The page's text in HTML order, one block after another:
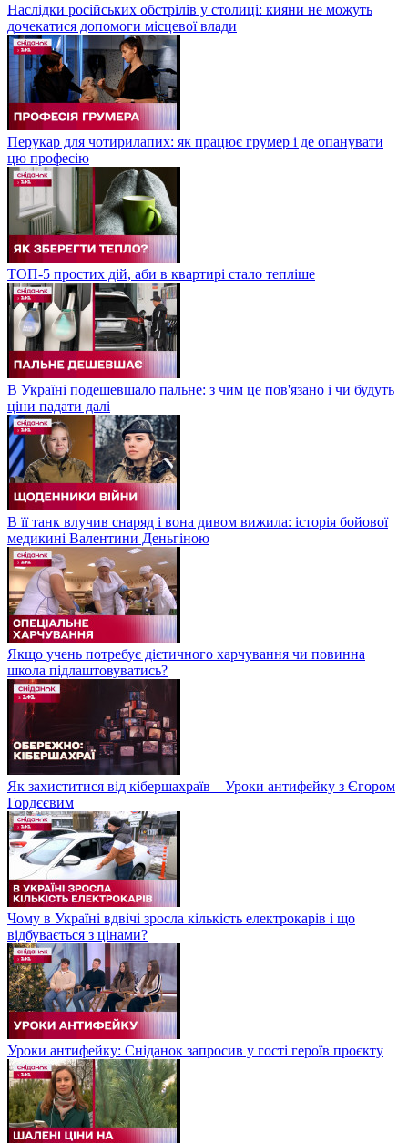
Наслідки російських обстрілів у столиці: кияни не можуть
дочекатися допомоги місцевої влади
Перукар для чотирилапих: як працює грумер і де опанувати
цю професію
ТОП-5 простих дій, аби в квартирі стало тепліше
В Україні подешевшало пальне: з чим це пов'язано і чи будуть
ціни падати далі
В її танк влучив снаряд і вона дивом вижила: історія бойової
медикині Валентини Деньгіною
Якщо учень потребує дієтичного харчування чи повинна
школа підлаштовуватись?
Як захиститися від кібершахраїв – Уроки антифейку з Єгором
Гордєєвим
Чому в Україні вдвічі зросла кількість електрокарів і що
відбувається з цінами?
Уроки антифейку: Сніданок запросив у гості героїв проєкту